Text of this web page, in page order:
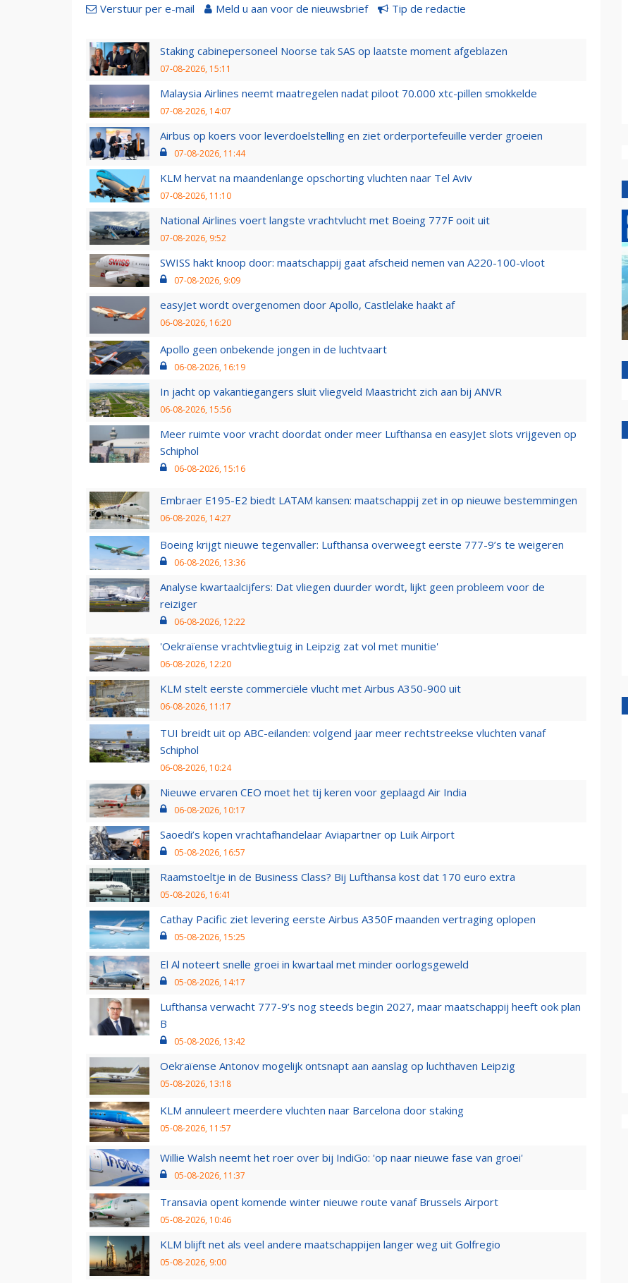
Verstuur per e-mail Meld u aan voor de nieuwsbrief Tip de redactie
Staking cabinepersoneel Noorse tak SAS op laatste moment afgeblazen
07-08-2026, 15:11
Malaysia Airlines neemt maatregelen nadat piloot 70.000 xtc-pillen smokkelde
07-08-2026, 14:07
Airbus op koers voor leverdoelstelling en ziet orderportefeuille verder groeien
07-08-2026, 11:44
KLM hervat na maandenlange opschorting vluchten naar Tel Aviv
07-08-2026, 11:10
National Airlines voert langste vrachtvlucht met Boeing 777F ooit uit
07-08-2026, 9:52
SWISS hakt knoop door: maatschappij gaat afscheid nemen van A220-100-vloot
07-08-2026, 9:09
easyJet wordt overgenomen door Apollo, Castlelake haakt af
06-08-2026, 16:20
Apollo geen onbekende jongen in de luchtvaart
06-08-2026, 16:19
In jacht op vakantiegangers sluit vliegveld Maastricht zich aan bij ANVR
06-08-2026, 15:56
Meer ruimte voor vracht doordat onder meer Lufthansa en easyJet slots vrijgeven op
Schiphol
06-08-2026, 15:16
Embraer E195-E2 biedt LATAM kansen: maatschappij zet in op nieuwe bestemmingen
06-08-2026, 14:27
Boeing krijgt nieuwe tegenvaller: Lufthansa overweegt eerste 777-9’s te weigeren
06-08-2026, 13:36
Analyse kwartaalcijfers: Dat vliegen duurder wordt, lijkt geen probleem voor de
reiziger
06-08-2026, 12:22
'Oekraïense vrachtvliegtuig in Leipzig zat vol met munitie'
06-08-2026, 12:20
KLM stelt eerste commerciële vlucht met Airbus A350-900 uit
06-08-2026, 11:17
TUI breidt uit op ABC-eilanden: volgend jaar meer rechtstreekse vluchten vanaf
Schiphol
06-08-2026, 10:24
Nieuwe ervaren CEO moet het tij keren voor geplaagd Air India
06-08-2026, 10:17
Saoedi’s kopen vrachtafhandelaar Aviapartner op Luik Airport
05-08-2026, 16:57
Raamstoeltje in de Business Class? Bij Lufthansa kost dat 170 euro extra
05-08-2026, 16:41
Cathay Pacific ziet levering eerste Airbus A350F maanden vertraging oplopen
05-08-2026, 15:25
El Al noteert snelle groei in kwartaal met minder oorlogsgeweld
05-08-2026, 14:17
Lufthansa verwacht 777-9’s nog steeds begin 2027, maar maatschappij heeft ook plan
B
05-08-2026, 13:42
Oekraïense Antonov mogelijk ontsnapt aan aanslag op luchthaven Leipzig
05-08-2026, 13:18
KLM annuleert meerdere vluchten naar Barcelona door staking
05-08-2026, 11:57
Willie Walsh neemt het roer over bij IndiGo: 'op naar nieuwe fase van groei'
05-08-2026, 11:37
Transavia opent komende winter nieuwe route vanaf Brussels Airport
05-08-2026, 10:46
KLM blijft net als veel andere maatschappijen langer weg uit Golfregio
05-08-2026, 9:00